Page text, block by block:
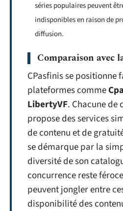
séries populaires peuvent
indisponibles en raison de
diffusion.
Comparaison avec
CPasfinis se positionne
plateformes comme
LibertyVF. Chacune de
propose des services
de contenu et de
se démarque par la
diversité de son
concurrence reste
peuvent jongler entre
disponibilité des